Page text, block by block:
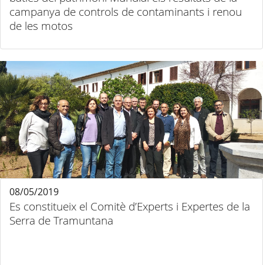
campanya de controls de contaminants i renou
de les motos
Es constitueix el Comitè d’Experts i Expertes de la
Serra de Tramuntana
08/05/2019